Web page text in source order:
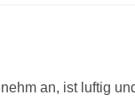
an, ist luftig